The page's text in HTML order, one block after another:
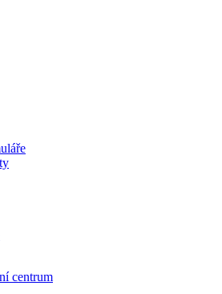
centrum